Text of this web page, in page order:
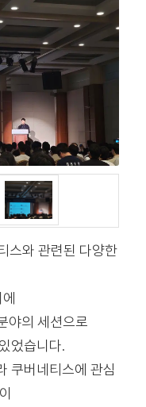
스와 관련된 다양한
야의 세션으로
었습니다.
쿠버네티스에 관심